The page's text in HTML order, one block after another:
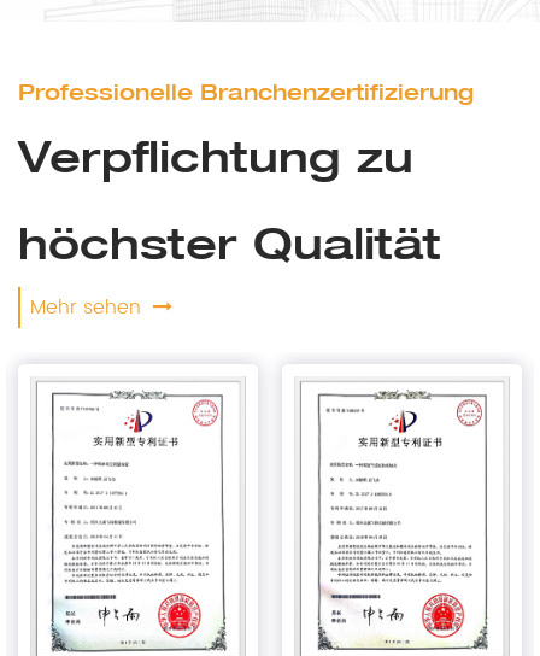
Professionelle Branchenzertifizierung
Verpflichtung zu
höchster Qualität
Mehr sehen